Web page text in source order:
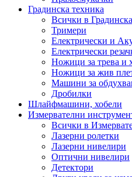
Градинска техника
Всички в
Тримери
Електрически и
Електрически
Ножици за трева и
Ножици за жив
Машини за
Дробилки
Шлайфмашини, хобели
Измервателни
Всички в
Лазерни ролетки
Лазерни нивелири
Оптични нивелири
Детектори